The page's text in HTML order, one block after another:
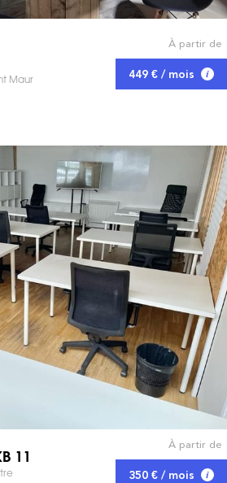
Maur
À partir de
449 € / mois
11 À partir de
350 € / mois